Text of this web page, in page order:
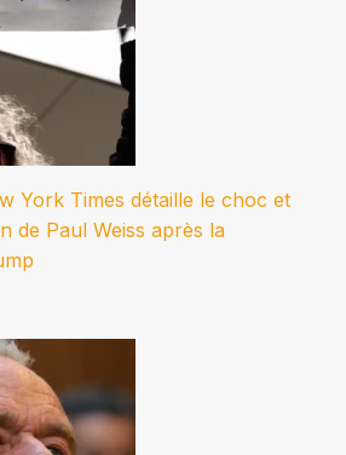
York Times détaille le choc et
de Paul Weiss après la